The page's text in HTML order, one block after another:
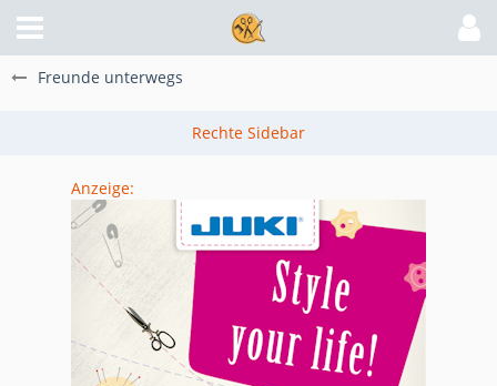
Freunde unterwegs
Anzeige: